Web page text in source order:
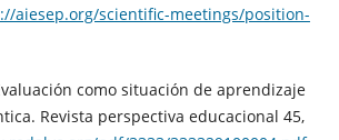
aiesep.org/scientific-meetings/position-
como situación de aprendizaje
Revista perspectiva educacional 45,